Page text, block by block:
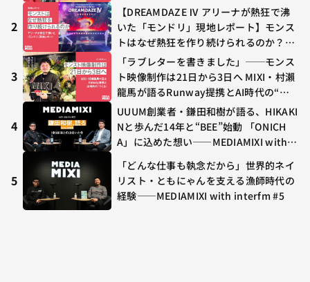
2
【DREAMDAZE Ⅳ アリーナが熱狂で沸
いた「モンドリ」現地レポート】モンス
トはなぜ熱狂を作り続けられるのか？コ
ラボ初の“真獣神化”やDJ KOO、てつ
や、兎田ぺこら、壱百満天原サロメらも
集結
3
「ラブレターを書きました」──モンス
ト映像制作は21日から3日へ MIXI・村瀨
龍馬が語るRunway提携とAI時代の“つ
くる”
4
UUUM創業者・鎌田和樹が語る、HIKAKI
Nと歩んだ14年と“BEE”始動 「ONICH
A」に込めた想い——MEDIAMIXI with in
5
「どんな仕事も執念だから」世界的ネイ
リスト・ともにゃんを支える漁師時代の
経験——MEDIAMIXI with interfm #5